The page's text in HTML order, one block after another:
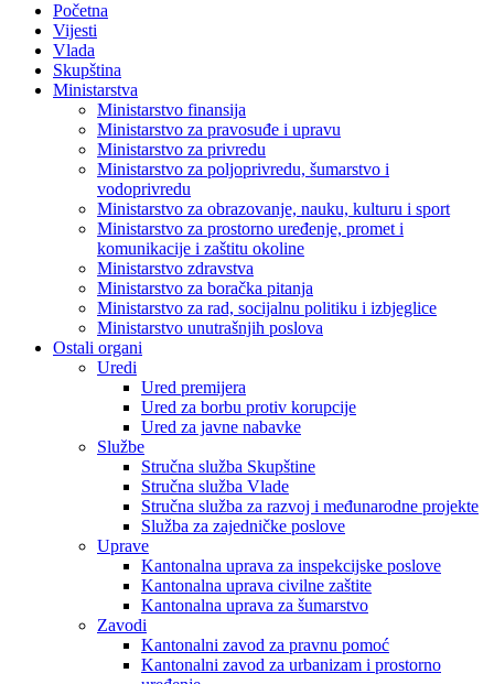
Početna
Vijesti
Vlada
Skupština
Ministarstva
Ministarstvo finansija
Ministarstvo za pravosuđe i upravu
Ministarstvo za privredu
Ministarstvo za poljoprivredu, šumarstvo i
vodoprivredu
Ministarstvo za obrazovanje, nauku, kulturu i sport
Ministarstvo za prostorno uređenje, promet i
komunikacije i zaštitu okoline
Ministarstvo zdravstva
Ministarstvo za boračka pitanja
Ministarstvo za rad, socijalnu politiku i izbjeglice
Ministarstvo unutrašnjih poslova
Ostali organi
Uredi
Ured premijera
Ured za borbu protiv korupcije
Ured za javne nabavke
Službe
Stručna služba Skupštine
Stručna služba Vlade
Stručna služba za razvoj i međunarodne projekte
Služba za zajedničke poslove
Uprave
Kantonalna uprava za inspekcijske poslove
Kantonalna uprava civilne zaštite
Kantonalna uprava za šumarstvo
Zavodi
Kantonalni zavod za pravnu pomoć
Kantonalni zavod za urbanizam i prostorno